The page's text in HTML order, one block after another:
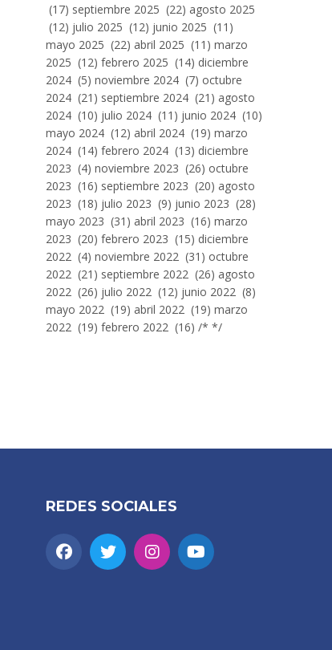
(17) septiembre 2025 (22) agosto 2025
(12) julio 2025 (12) junio 2025 (11)
mayo 2025 (22) abril 2025 (11) marzo
2025 (12) febrero 2025 (14) diciembre
2024 (5) noviembre 2024 (7) octubre
2024 (21) septiembre 2024 (21) agosto
2024 (10) julio 2024 (11) junio 2024 (10)
mayo 2024 (12) abril 2024 (19) marzo
2024 (14) febrero 2024 (13) diciembre
2023 (4) noviembre 2023 (26) octubre
2023 (16) septiembre 2023 (20) agosto
2023 (18) julio 2023 (9) junio 2023 (28)
mayo 2023 (31) abril 2023 (16) marzo
2023 (20) febrero 2023 (15) diciembre
2022 (4) noviembre 2022 (31) octubre
2022 (21) septiembre 2022 (26) agosto
2022 (26) julio 2022 (12) junio 2022 (8)
mayo 2022 (19) abril 2022 (19) marzo
2022 (19) febrero 2022 (16) /* */
REDES SOCIALES